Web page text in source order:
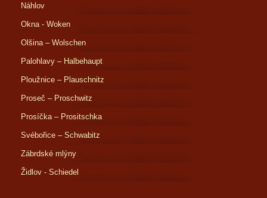
Náhlov
Okna - Woken
Olšina – Wolschen
Palohlavy – Halbehaupt
Ploužnice – Plauschnitz
Proseč – Proschwitz
Prosíčka – Prositschka
Svébořice – Schwabitz
Zábrdské mlýny
Židlov - Schiedel